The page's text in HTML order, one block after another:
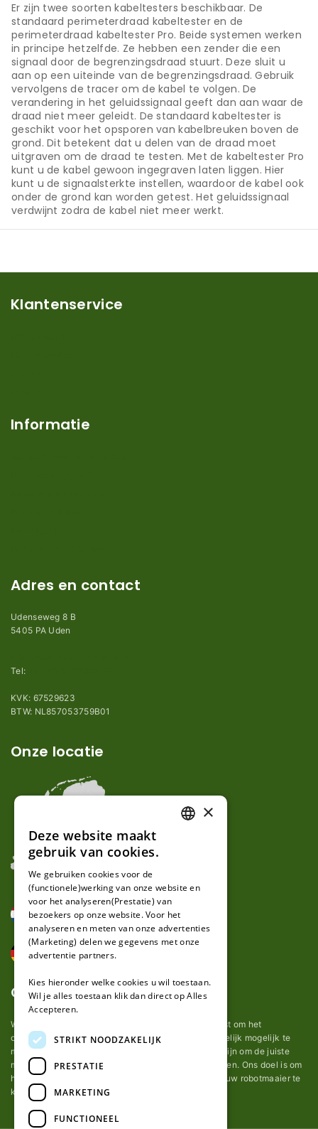
Er zijn twee soorten kabeltesters beschikbaar. De
standaard perimeterdraad kabeltester en de
perimeterdraad kabeltester Pro. Beide systemen werken
in principe hetzelfde. Ze hebben een zender die een
signaal door de begrenzingsdraad stuurt. Deze sluit u
aan op een uiteinde van de begrenzingsdraad. Gebruik
vervolgens de tracer om de kabel te volgen. De
verandering in het geluidssignaal geeft dan aan waar de
draad niet meer geleidt. De standaard kabeltester is
geschikt voor het opsporen van kabelbreuken boven de
grond. Dit betekent dat u delen van de draad moet
uitgraven om de draad te testen. Met de kabeltester Pro
kunt u de kabel gewoon ingegraven laten liggen. Hier
kunt u de signaalsterkte instellen, waardoor de kabel ook
onder de grond kan worden getest. Het geluidssignaal
verdwijnt zodra de kabel niet meer werkt.
Klantenservice
Informatie
Adres en contact
Udenseweg 8 B
5405 PA Uden
Tel:
KVK: 67529623
BTW: NL857053759B01
Onze locatie
Over ons
Wij van robotmaaier-mesjes.nl doen ons uiterste best om het
onderhoud van robot grasmaaier mesjes zo gemakkelijk mogelijk te
maken. Uit ervaring merkten we hoe lastig het kan zijn om de juiste
messen voor een automatische grasmachine te vinden. Ons doel is om
het u makkelijk te maken om de goede mesjes voor uw robotmaaier te
kopen.
GERMAN
×
Deze website maakt
gebruik van cookies.
We gebruiken cookies voor de
(functionele)werking van onze website en
voor het analyseren(Prestatie) van
bezoekers op onze website. Voor het
analyseren en meten van onze advertenties
(Marketing) delen we gegevens met onze
advertentie partners.
Kies hieronder welke cookies u wil toestaan.
Wil je alles toestaan klik dan direct op Alles
Accepteren.
STRIKT NOODZAKELIJK
PRESTATIE
MARKETING
FUNCTIONEEL